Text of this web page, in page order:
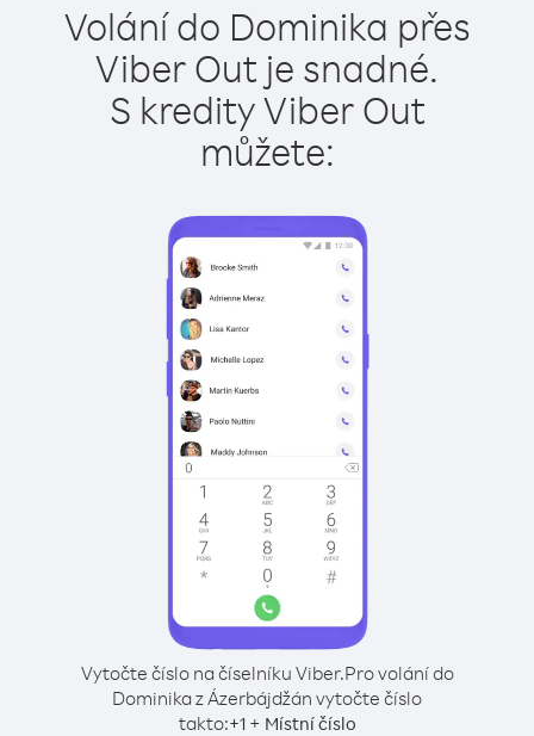
Volání do Dominika přes
Viber Out je snadné.
S kredity Viber Out
můžete:
Vytočte číslo na číselníku Viber.Pro volání do
Dominika z Ázerbájdžán vytočte číslo
takto:+1+ Místní číslo